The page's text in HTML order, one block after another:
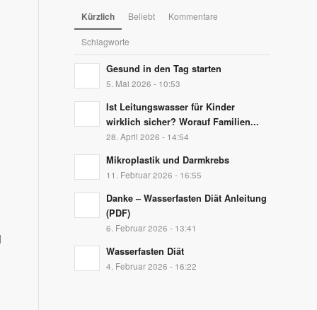
Kürzlich Beliebt Kommentare
Schlagworte
Gesund in den Tag starten
5. Mai 2026 - 10:53
Ist Leitungswasser für Kinder
wirklich sicher? Worauf Familien...
28. April 2026 - 14:54
Mikroplastik und Darmkrebs
11. Februar 2026 - 16:55
Danke – Wasserfasten Diät Anleitung
(PDF)
6. Februar 2026 - 13:41
Wasserfasten Diät
4. Februar 2026 - 16:22